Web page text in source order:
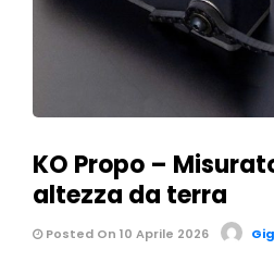
KO Propo –
altezza da terra
Posted On 10 Aprile 2026